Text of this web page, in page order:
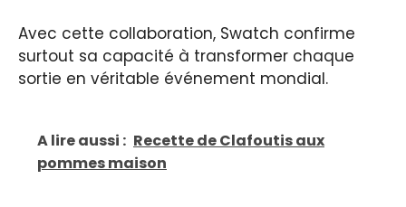
Avec cette collaboration, Swatch confirme
surtout sa capacité à transformer chaque
sortie en véritable événement mondial.
A lire aussi : Recette de Clafoutis aux
pommes maison